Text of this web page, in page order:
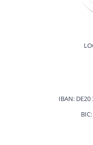
IBAN: DE20